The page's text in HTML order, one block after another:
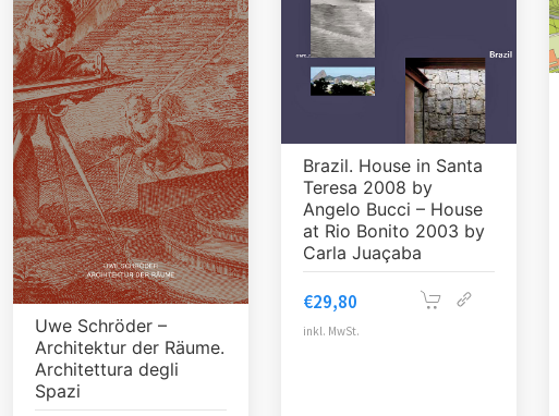
Uwe Schröder –
Architektur der Räume.
Architettura degli
Spazi
Brazil. House in Santa
Teresa 2008 by
Angelo Bucci – House
at Rio Bonito 2003 by
Carla Juaçaba
€29,80
inkl. MwSt.